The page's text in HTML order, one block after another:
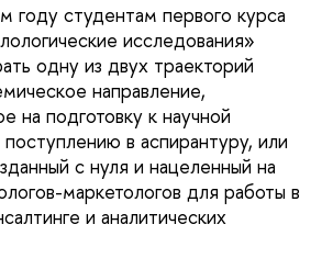
году студентам первого курса
исследования»
одну из двух траекторий
направление,
на подготовку к научной
в аспирантуру, или
с нуля и нацеленный на
маркетологов для работы в
и аналитических